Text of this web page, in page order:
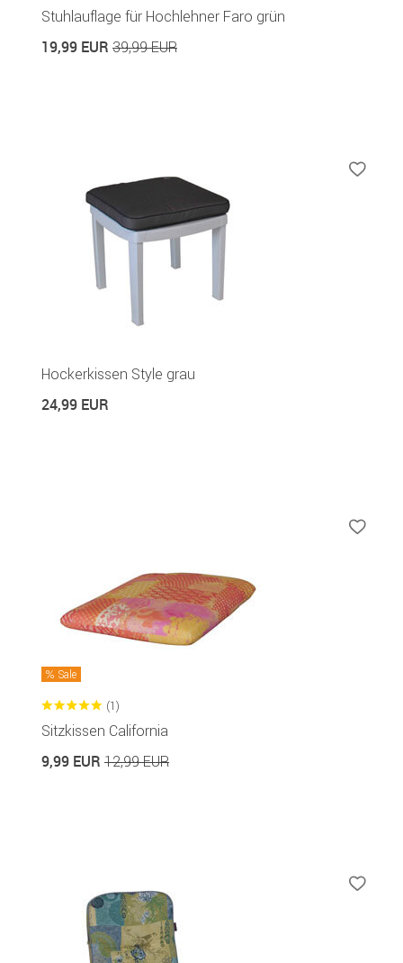
Stuhlauflage für Hochlehner Faro grün
19,99 EUR 39,99 EUR
Hockerkissen Style grau
24,99 EUR
Sale
(1)
Sitzkissen California
9,99 EUR 12,99 EUR